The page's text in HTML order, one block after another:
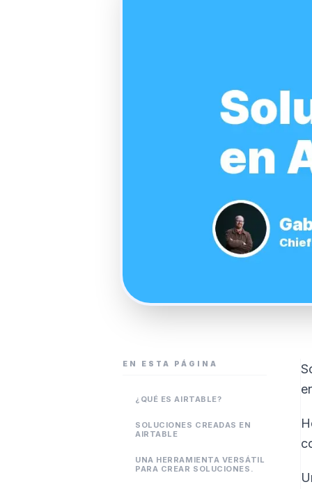
EN ESTA PÁGINA
¿QUÉ ES AIRTABLE?
SOLUCIONES CREADAS EN
AIRTABLE
UNA HERRAMIENTA VERSÁTIL
PARA CREAR SOLUCIONES.